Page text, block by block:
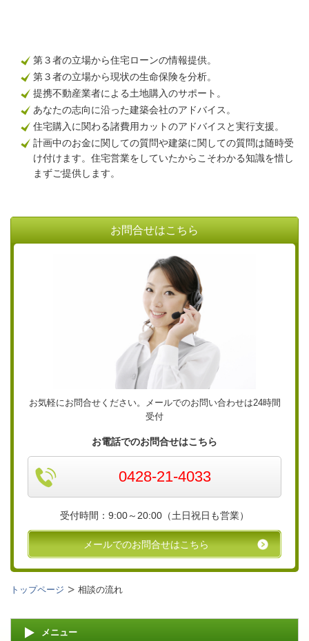
第３者の立場から住宅ローンの情報提供。
第３者の立場から現状の生命保険を分析。
提携不動産業者による土地購入のサポート。
あなたの志向に沿った建築会社のアドバイス。
住宅購入に関わる諸費用カットのアドバイスと実行支援。
計画中のお金に関しての質問や建築に関しての質問は随時受
け付けます。住宅営業をしていたからこそわかる知識を惜し
まずご提供します。
お問合せはこちら
お気軽にお問合せください。メールでのお問い合わせは24時間
受付
お電話でのお問合せはこちら
0428-21-4033
受付時間：9:00～20:00（土日祝日も営業）
メールでのお問合せはこちら
トップページ 相談の流れ
メニュー